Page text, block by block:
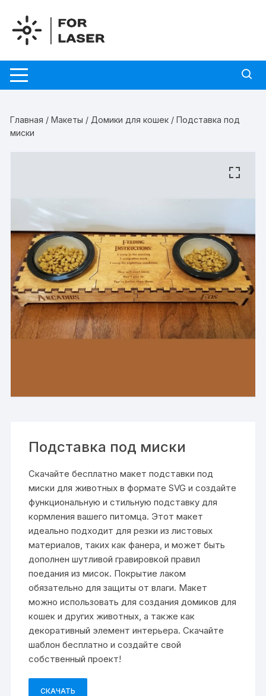
содержимому
Главная /Макеты / Домики для кошек / Подставка под
миски
Подставка под миски
Скачайте бесплатно макет подставки под
миски для животных в формате SVG и создайте
функциональную и стильную подставку для
кормления вашего питомца. Этот макет
идеально подходит для резки из листовых
материалов, таких как фанера, и может быть
дополнен шутливой гравировкой правил
поедания из мисок. Покрытие лаком
обязательно для защиты от влаги. Макет
можно использовать для создания домиков для
кошек и других животных, а также как
декоративный элемент интерьера. Скачайте
шаблон бесплатно и создайте свой
собственный проект!
СКАЧАТЬ